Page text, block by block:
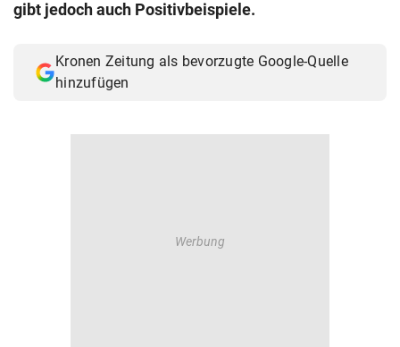
© Krone Multimedia GmbH & Co KG 2026
Muthgasse 2, 1190 Wien
gibt jedoch auch Positivbeispiele.
Kronen Zeitung als bevorzugte Google-Quelle
hinzufügen